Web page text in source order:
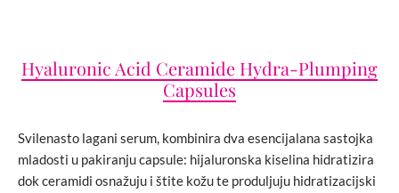
Hyaluronic Acid Ceramide Hydra-Plumping
Capsules
Svilenasto lagani serum, kombinira dva esencijalana sastojka
mladosti u pakiranju capsule: hijaluronska kiselina hidratizira
dok ceramidi osnažuju i štite kožu te produljuju hidratizacijski